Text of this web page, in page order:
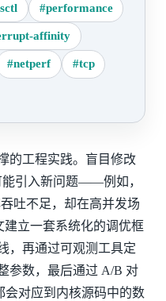
#performance
affinity
#netperf #tcp
的工程实践。盲目修改
能引入新问题——例如，
吐不足，却在高并发场
立一套系统化的调优框
，再通过可观测工具定
参数，最后通过 A/B 对
会对应到内核源码中的数